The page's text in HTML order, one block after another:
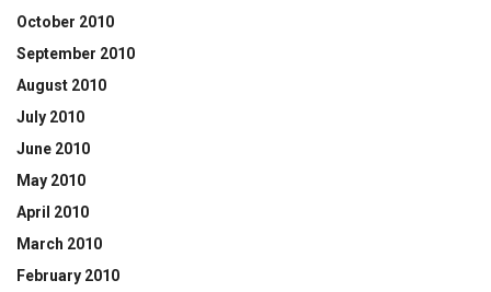
October 2010
September 2010
August 2010
July 2010
June 2010
May 2010
April 2010
March 2010
February 2010